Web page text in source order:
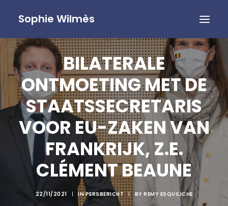
Sophie Wilmès
BILATERALE
ONTMOETING MET DE
STAATSSECRETARIS
VOOR EU-ZAKEN VAN
FRANKRIJK, Z.E.
CLÉMENT BEAUNE
22/11/2021 | INPERSBERICHT | BY REMY ESQUILICHE